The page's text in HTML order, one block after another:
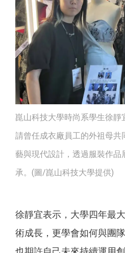
崑山科技大學時尚系學生徐靜
請曾任成衣廠員工的外祖母共
藝與現代設計，透過服裝作
承。(圖/崑山科技大學提供)
徐靜宜表示，大學四年最
術成長，更學會如何與團